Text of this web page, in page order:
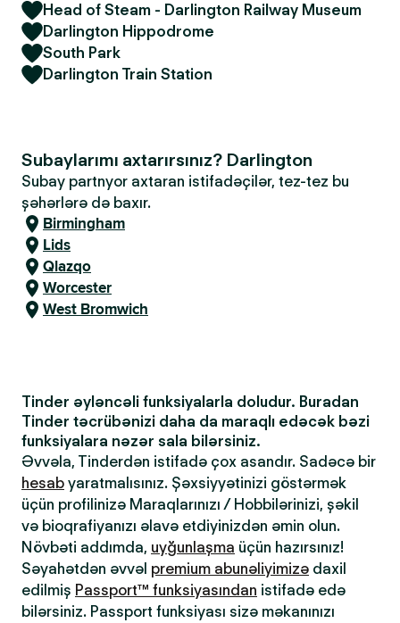
Head of Steam - Darlington Railway Museum
Darlington Hippodrome
South Park
Darlington Train Station
Subaylarımı axtarırsınız? Darlington
Subay partnyor axtaran istifadəçilər, tez-tez bu
şəhərlərə də baxır.
Birmingham
Lids
Qlazqo
Worcester
West Bromwich
Tinder əyləncəli funksiyalarla doludur. Buradan
Tinder təcrübənizi daha da maraqlı edəcək bəzi
funksiyalara nəzər sala bilərsiniz.
Əvvəla, Tinderdən istifadə çox asandır. Sadəcə bir
hesab yaratmalısınız. Şəxsiyyətinizi göstərmək
üçün profilinizə Maraqlarınızı / Hobbilərinizi, şəkil
və bioqrafiyanızı əlavə etdiyinizdən əmin olun.
Növbəti addımda, uyğunlaşma üçün hazırsınız!
Səyahətdən əvvəl premium abunəliyimizə daxil
edilmiş Passport™ funksiyasından istifadə edə
bilərsiniz. Passport funksiyası sizə məkanınızı